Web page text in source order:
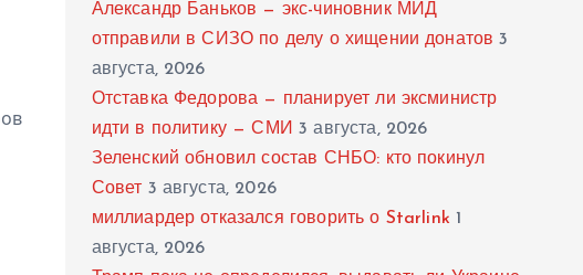
Александр Баньков — экс-чиновник МИД
отправили в СИЗО по делу о хищении донатов 3
августа, 2026
Отставка Федорова — планирует ли эксминистр
идти в политику — СМИ 3 августа, 2026
Зеленский обновил состав СНБО: кто покинул
Совет 3 августа, 2026
миллиардер отказался говорить о Starlink 1
августа, 2026